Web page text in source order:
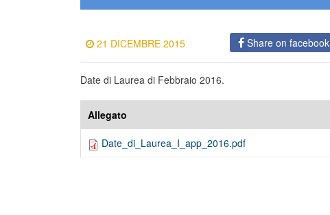
21 DICEMBRE 2015 Share on facebook
Date di Laurea di Febbraio 2016.
Allegato
Date_di_Laurea_I_app_2016.pdf